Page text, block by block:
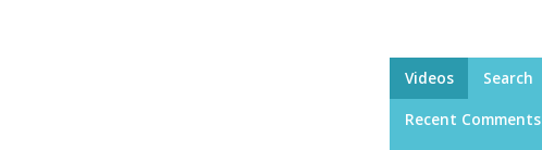
Videos Search
Recent Comments